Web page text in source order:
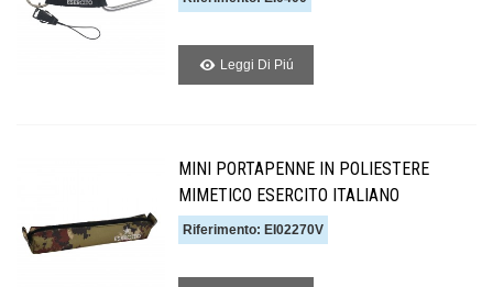
Leggi Di Piú
MINI PORTAPENNE IN POLIESTERE
MIMETICO ESERCITO ITALIANO
Riferimento: EI02270V